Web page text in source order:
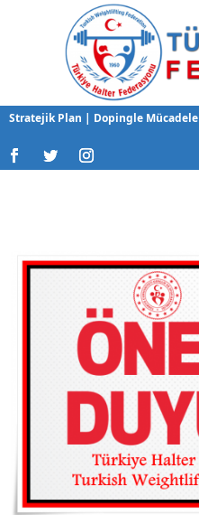
Stratejik Plan | Dopingle Mücadele